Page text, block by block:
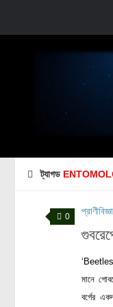
মানবদেহ
জেনেটিক্স
অণুজীববিজ্ঞান
ট্যাগড
0
মানে
বর্গের